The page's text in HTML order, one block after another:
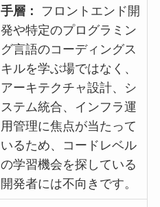
手層：
フロントエンド開
発や特定のプログラミン
グ言語のコーディングス
キルを学ぶ場ではなく、
アーキテクチャ設計、シ
ステム統合、インフラ運
用管理に焦点が当たって
いるため、コードレベル
の学習機会を探している
開発者には不向きです。